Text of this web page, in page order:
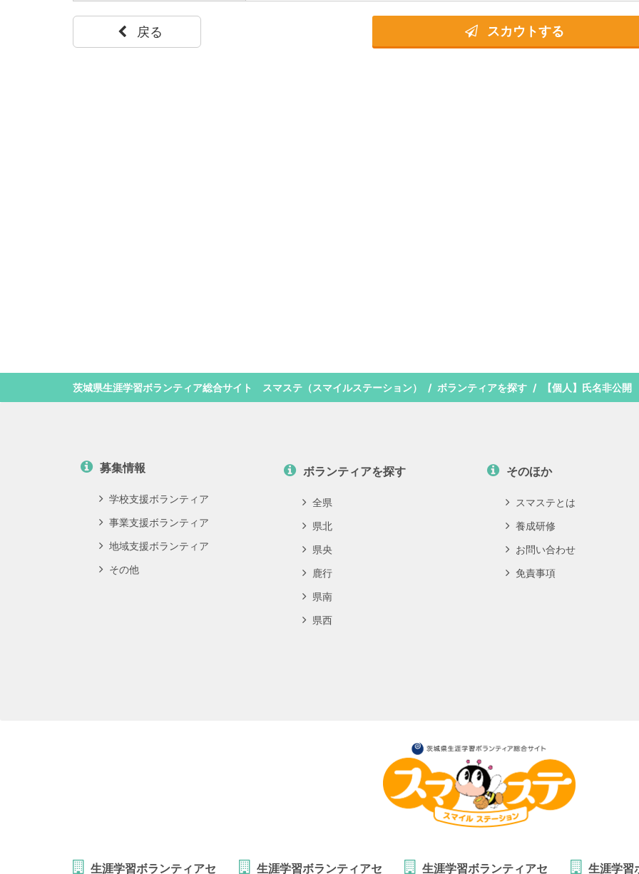
戻る スカウトする
茨城県生涯学習ボランティア総合サイト スマステ（スマイルステーション） ボランティアを探す 【個人】氏名非公開
募集情報
学校支援ボランティア
事業支援ボランティア
地域支援ボランティア
その他
ボランティアを探す
全県
県北
県央
鹿行
県南
県西
そのほか
スマステとは
養成研修
お問い合わせ
免責事項
生涯学習ボランティアセ 生涯学習ボランティアセ 生涯学習ボランティアセ 生涯学習